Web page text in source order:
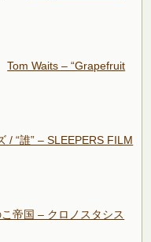
Tom Waits – “Grapefruit
/ “誰” – SLEEPERS FILM
こ帝国 – クロノスタシス